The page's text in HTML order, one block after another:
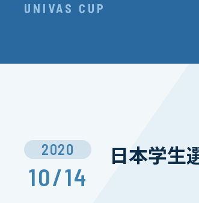
UNIVAS CUP
2020
10/14
日本学生